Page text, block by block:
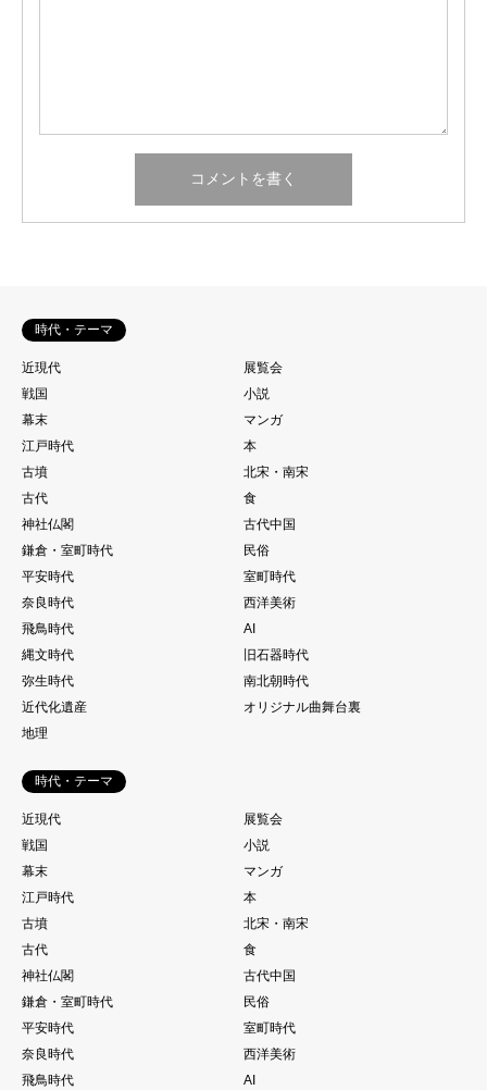
時代・テーマ
近現代
展覧会
戦国
小説
幕末
マンガ
江戸時代
本
古墳
北宋・南宋
古代
食
神社仏閣
古代中国
鎌倉・室町時代
民俗
平安時代
室町時代
奈良時代
西洋美術
飛鳥時代
AI
縄文時代
旧石器時代
弥生時代
南北朝時代
近代化遺産
オリジナル曲舞台裏
地理
時代・テーマ
近現代
展覧会
戦国
小説
幕末
マンガ
江戸時代
本
古墳
北宋・南宋
古代
食
神社仏閣
古代中国
鎌倉・室町時代
民俗
平安時代
室町時代
奈良時代
西洋美術
飛鳥時代
AI